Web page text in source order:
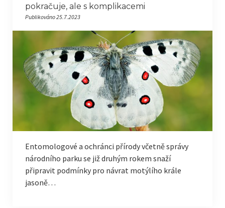
pokračuje, ale s komplikacemi
Publikováno 25.7.2023
Entomologové a ochránci přírody včetně správy
národního parku se již druhým rokem snaží
připravit podmínky pro návrat motýlího krále
jasoně…